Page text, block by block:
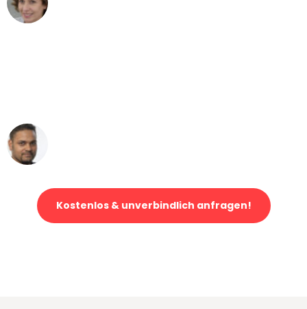
Kostenlos & unverbindlich anfragen!